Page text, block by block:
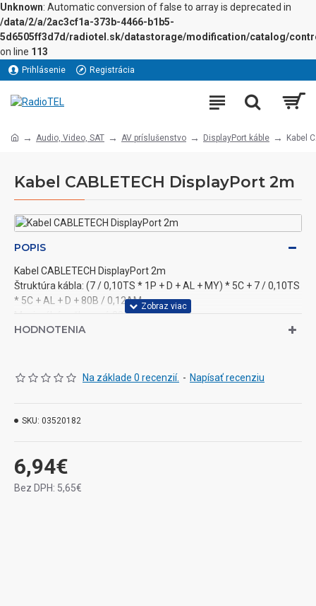
Unknown: Automatic conversion of false to array is deprecated in
/data/2/a/2ac3cf1a-373b-4466-b1b5-
5d6505ff3d7d/radiotel.sk/datastorage/modification/catalog/
on line 113
Prihlásenie Registrácia
Audio, Video, SAT AV príslušenstvo DisplayPort káble Kabel
Kabel CABLETECH DisplayPort 2m
POPIS
Kabel CABLETECH DisplayPort 2m
Štruktúra kábla: (7 / 0,10TS * 1P + D + AL + MY) * 5C + 7 / 0,10TS
* 5C + AL + D + 80B / 0,12AM
Maximální poškození: 3840 * 2160 P.
Materiál izolovaného pláště: PVC
Priemerné trvanie PVC pláště: 6,0 mm
HODNOTENIA
Na základe 0 recenzií. - Napísať recenziu
6,94€
Bez DPH: 5,65€
SKU: 03520182